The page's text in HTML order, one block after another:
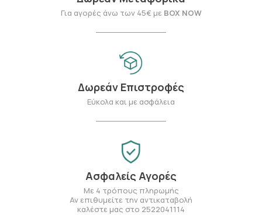
Για αγορές άνω των 45€ με BOX NOW
Δωρεάν Επιστροφές
Εύκολα και με ασφάλεια
Ασφαλείς Αγορές
Με 4 τρόπους πληρωμής
Αν επιθυμείτε την αντικαταβολή
καλέστε μας στο 2522041114